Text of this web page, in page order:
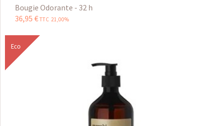
Bougie Odorante - 32 h
36,95 € TTC 21,00%
Eco